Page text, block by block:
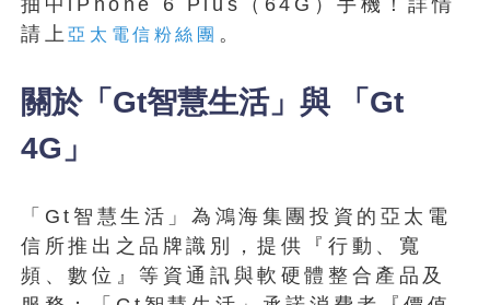
抽中iPhone 6 Plus（64G）手機！詳情
請上亞太電信粉絲團 。
關於「Gt智慧生活」與 「Gt
4G」
「Gt智慧生活」為鴻海集團投資的亞太電
信所推出之品牌識別，提供『行動、寬
頻、數位』等資通訊與軟硬體整合產品及